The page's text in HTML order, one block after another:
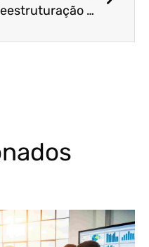
Reestruturação empresarial – como fazer?